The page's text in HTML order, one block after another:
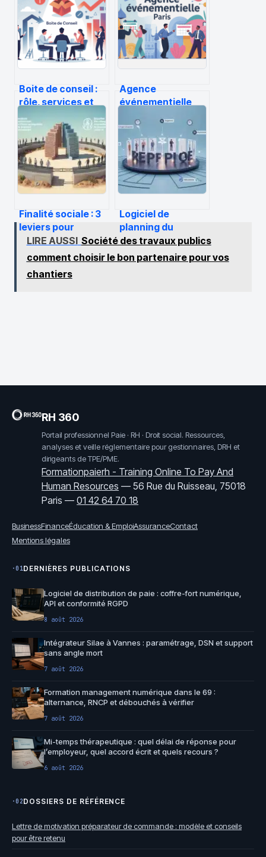
Boite de conseil :
rôle, services et
critères pour bien
choisir
Agence
événementielle
choisir le bon
partenaire pour
vos événements
Finalité sociale : 3
leviers pour
transformer votre
entreprise et
talents
Logiciel de
planning du
personnel gratuit :
4 critères pour
choisir votre outil
LIRE AUSSI Société des travaux publics
comment choisir le bon partenaire pour vos
chantiers
RH 360
Portail professionnel Paie · RH · Droit social. Ressources,
analyses et veille réglementaire pour gestionnaires, DRH et
dirigeants de TPE/PME.
Formationpaierh - Training Online To Pay And
Human Resources —56 Rue du Ruisseau, 75018
Paris —01 42 64 70 18
BusinessFinanceÉducation & EmploiAssuranceContact
Mentions légales
·01DERNIÈRES PUBLICATIONS
Logiciel de distribution de paie : coffre-fort numérique,
API et conformité RGPD
8 août 2026
Intégrateur Silae à Vannes : paramétrage, DSN et support
sans angle mort
7 août 2026
Formation management numérique dans le 69 :
alternance, RNCP et débouchés à vérifier
7 août 2026
Mi-temps thérapeutique : quel délai de réponse pour
l’employeur, quel accord écrit et quels recours ?
6 août 2026
·02DOSSIERS DE RÉFÉRENCE
Lettre de motivation préparateur de commande : modèle et conseils
pour être retenu